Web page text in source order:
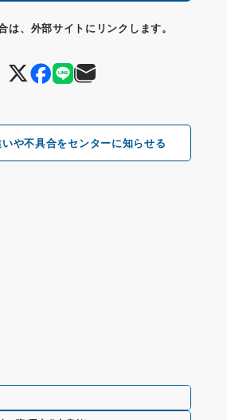
は、外部サイトにリンクします。
や不具合をセンターに知らせる